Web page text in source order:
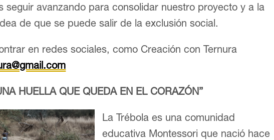
seguir avanzando para consolidar nuestro proyecto y a la
de que se puede salir de la exclusión social.
en redes sociales, como Creación con Ternura
HUELLA QUE QUEDA EN EL CORAZÓN”
La Trébola es una comunidad
educativa Montessori que nació hace